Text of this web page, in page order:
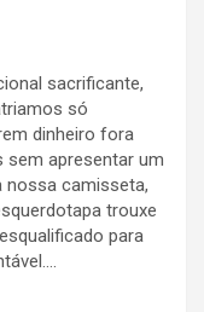
sacrificante,
só
dinheiro fora
sem apresentar um
camisseta,
trouxe
para